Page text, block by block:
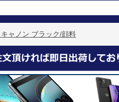
ャノン ブラック/顔料